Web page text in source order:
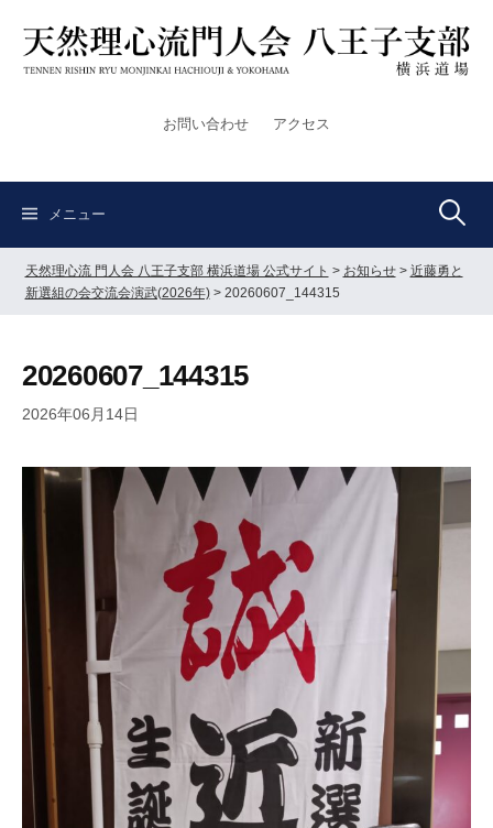
お問い合わせ アクセス
メニュー 検
索:
天然理心流 門人会 八王子支部 横浜道場 公式サイト > お知らせ> 近藤勇と
新選組の会交流会演武(2026年)> 20260607_144315
20260607_144315
2026年06月14日